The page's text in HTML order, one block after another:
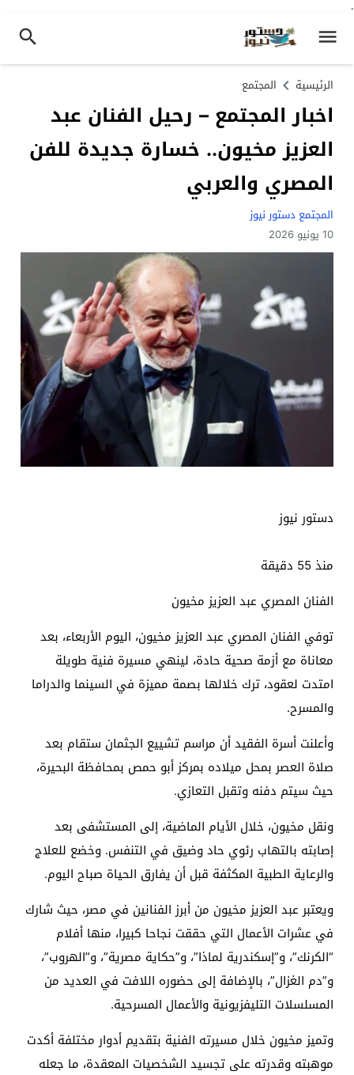
.
الرئيسية المجتمع
اخبار المجتمع – رحيل الفنان عبد
العزيز مخيون.. خسارة جديدة للفن
المصري والعربي
المجتمع دستور نيوز
10 يونيو 2026
دستور نيوز
منذ 55 دقيقة
الفنان المصري عبد العزيز مخيون
توفي الفنان المصري عبد العزيز مخيون، اليوم الأربعاء، بعد
معاناة مع أزمة صحية حادة، لينهي مسيرة فنية طويلة
امتدت لعقود، ترك خلالها بصمة مميزة في السينما والدراما
والمسرح.
وأعلنت أسرة الفقيد أن مراسم تشييع الجثمان ستقام بعد
صلاة العصر بمحل ميلاده بمركز أبو حمص بمحافظة البحيرة،
حيث سيتم دفنه وتقبل التعازي.
ونقل مخيون، خلال الأيام الماضية، إلى المستشفى بعد
إصابته بالتهاب رئوي حاد وضيق في التنفس. وخضع للعلاج
والرعاية الطبية المكثفة قبل أن يفارق الحياة صباح اليوم.
ويعتبر عبد العزيز مخيون من أبرز الفنانين في مصر، حيث شارك
في عشرات الأعمال التي حققت نجاحا كبيرا، منها أفلام
“الكرنك”، و”إسكندرية لماذا”، و”حكاية مصرية”، و”الهروب”،
و”دم الغزال”، بالإضافة إلى حضوره اللافت في العديد من
المسلسلات التليفزيونية والأعمال المسرحية.
وتميز مخيون خلال مسيرته الفنية بتقديم أدوار مختلفة أكدت
موهبته وقدرته على تجسيد الشخصيات المعقدة، ما جعله